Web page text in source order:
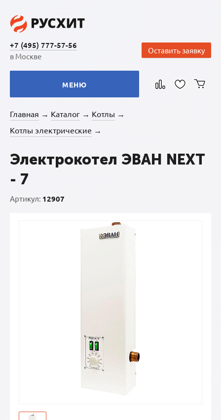
+7 (495) 777-57-56
в Москве
Оставить заявку
МЕНЮ
Главная → Каталог → Котлы →
Котлы электрические →
Электрокотел ЭВАН NEXT
- 7
Артикул: 12907